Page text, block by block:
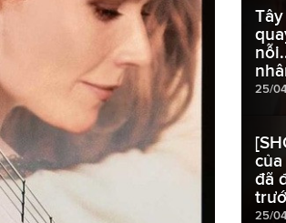
25/
đã
25/